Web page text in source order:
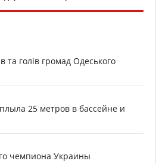
та голів громад Одеського
25 метров в бассейне и
чемпиона Украины